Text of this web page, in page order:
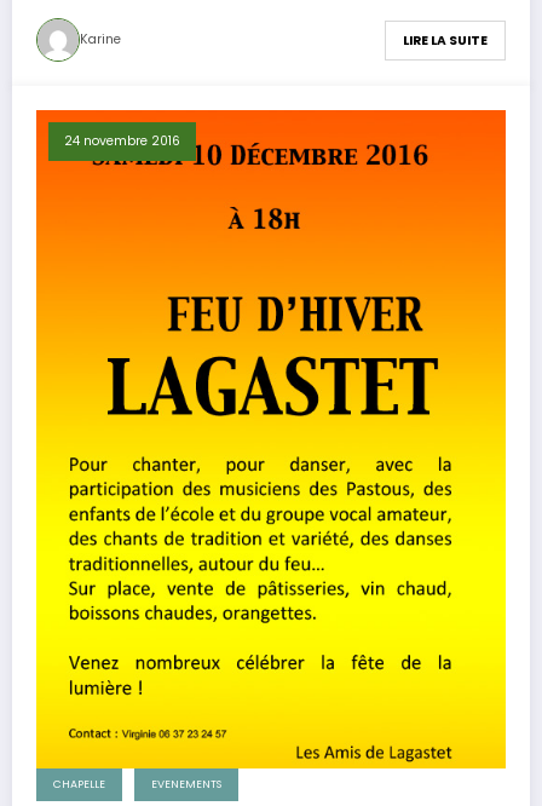
Karine LIRE LA SUITE
24 novembre 2016
CHAPELLE EVENEMENTS